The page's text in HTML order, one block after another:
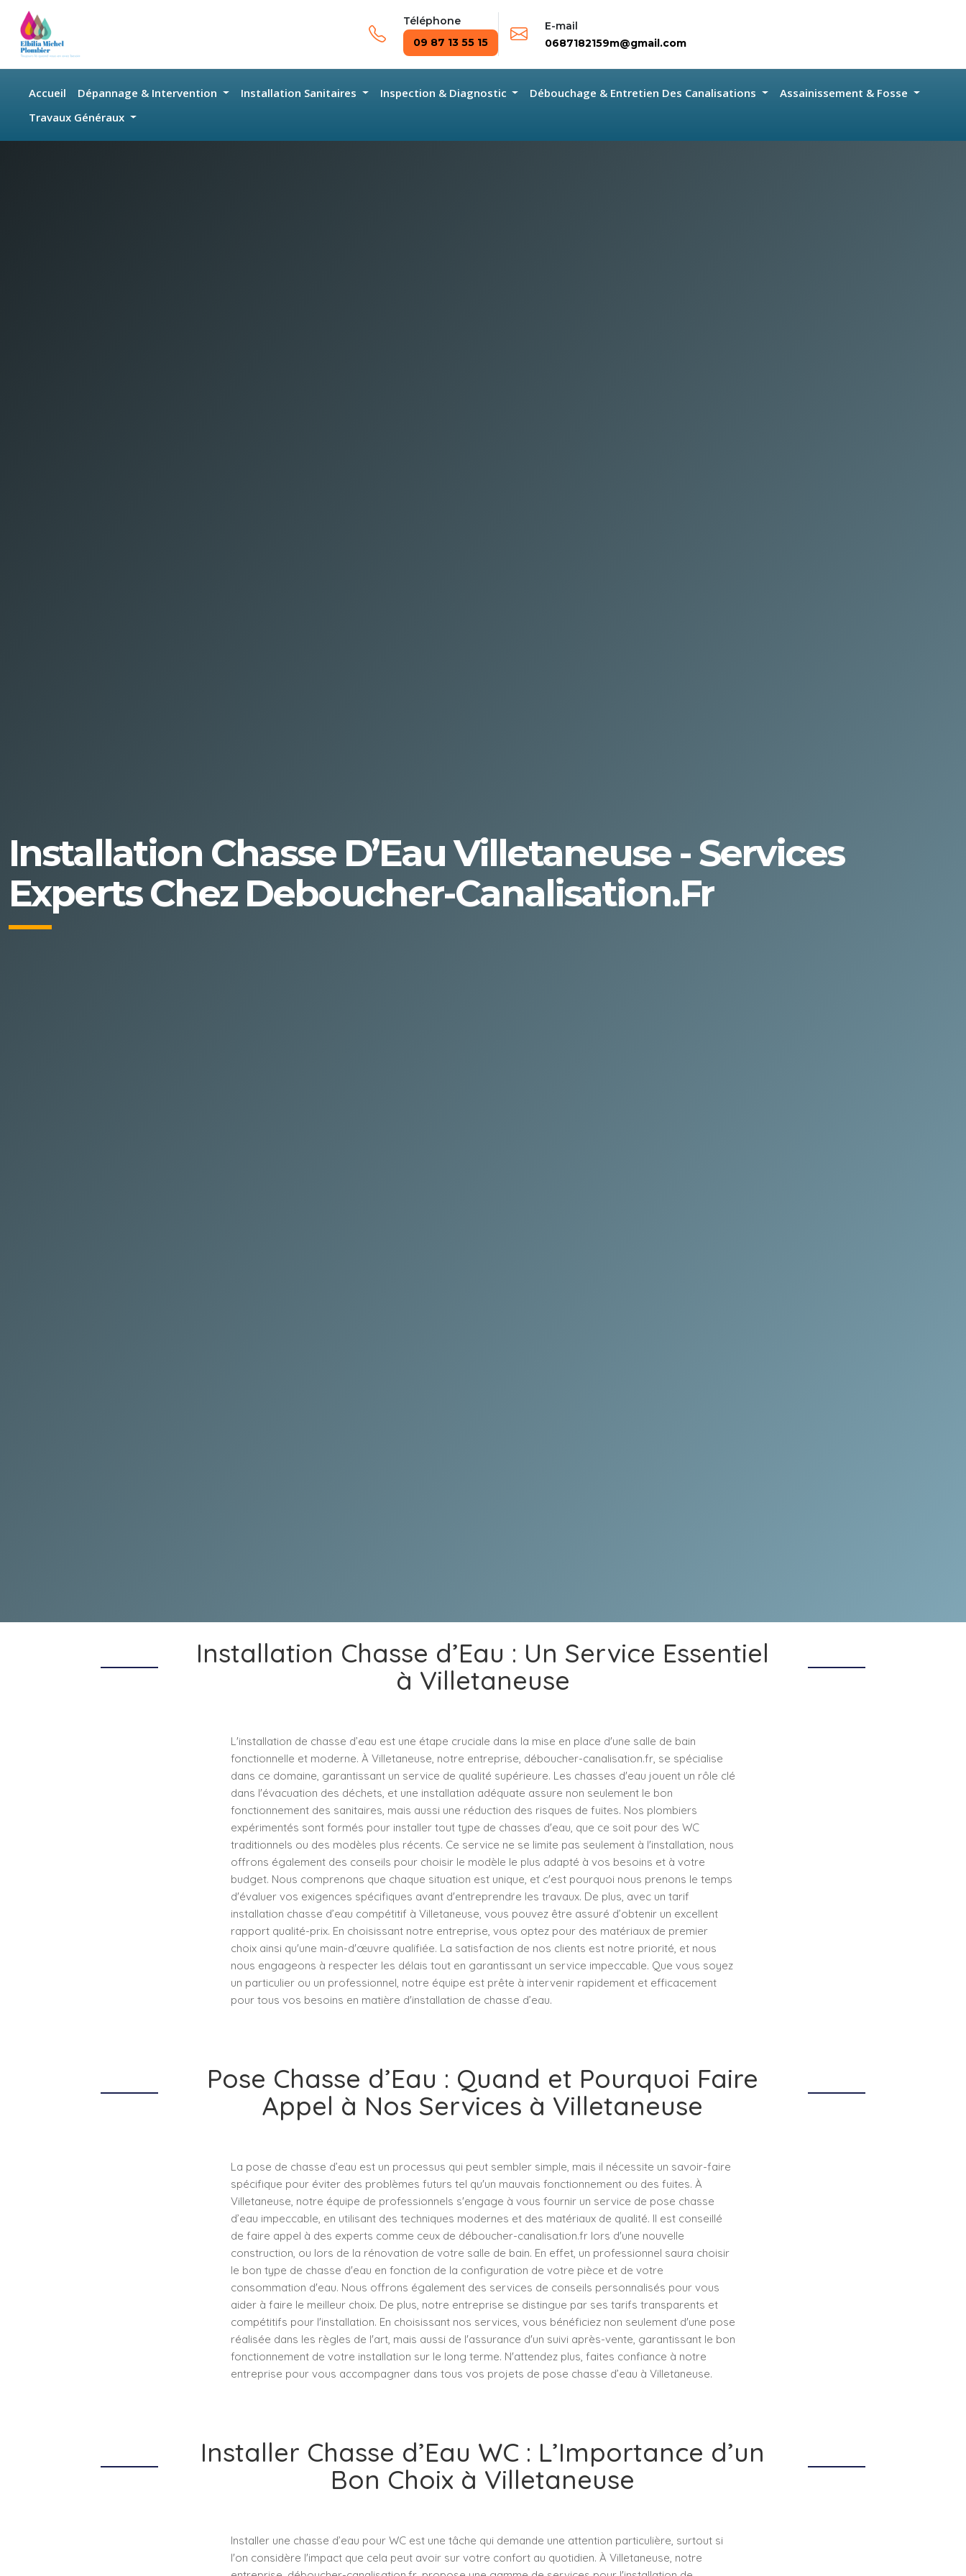
Skip to main content
Téléphone
09 87 13 55 15
E-mail
0687182159m@gmail.com
Accueil Dépannage & Intervention Installation Sanitaires Inspection & Diagnostic Débouchage & Entretien Des Canalisations
Assainissement & Fosse
Travaux Généraux
Installation Chasse D’Eau Villetaneuse - Services
Experts Chez Deboucher-Canalisation.fr
Installation Chasse d’Eau : Un Service Essentiel
à Villetaneuse
L'installation de chasse d’eau est une étape cruciale dans la mise en place d'une salle de bain
fonctionnelle et moderne. À Villetaneuse, notre entreprise, déboucher-canalisation.fr, se spécialise
dans ce domaine, garantissant un service de qualité supérieure. Les chasses d'eau jouent un rôle clé
dans l'évacuation des déchets, et une installation adéquate assure non seulement le bon
fonctionnement des sanitaires, mais aussi une réduction des risques de fuites. Nos plombiers
expérimentés sont formés pour installer tout type de chasses d'eau, que ce soit pour des WC
traditionnels ou des modèles plus récents. Ce service ne se limite pas seulement à l'installation, nous
offrons également des conseils pour choisir le modèle le plus adapté à vos besoins et à votre
budget. Nous comprenons que chaque situation est unique, et c'est pourquoi nous prenons le temps
d'évaluer vos exigences spécifiques avant d'entreprendre les travaux. De plus, avec un tarif
installation chasse d’eau compétitif à Villetaneuse, vous pouvez être assuré d’obtenir un excellent
rapport qualité-prix. En choisissant notre entreprise, vous optez pour des matériaux de premier
choix ainsi qu'une main-d'œuvre qualifiée. La satisfaction de nos clients est notre priorité, et nous
nous engageons à respecter les délais tout en garantissant un service impeccable. Que vous soyez
un particulier ou un professionnel, notre équipe est prête à intervenir rapidement et efficacement
pour tous vos besoins en matière d'installation de chasse d’eau.
Pose Chasse d’Eau : Quand et Pourquoi Faire
Appel à Nos Services à Villetaneuse
La pose de chasse d’eau est un processus qui peut sembler simple, mais il nécessite un savoir-faire
spécifique pour éviter des problèmes futurs tel qu'un mauvais fonctionnement ou des fuites. À
Villetaneuse, notre équipe de professionnels s'engage à vous fournir un service de pose chasse
d’eau impeccable, en utilisant des techniques modernes et des matériaux de qualité. Il est conseillé
de faire appel à des experts comme ceux de déboucher-canalisation.fr lors d'une nouvelle
construction, ou lors de la rénovation de votre salle de bain. En effet, un professionnel saura choisir
le bon type de chasse d'eau en fonction de la configuration de votre pièce et de votre
consommation d'eau. Nous offrons également des services de conseils personnalisés pour vous
aider à faire le meilleur choix. De plus, notre entreprise se distingue par ses tarifs transparents et
compétitifs pour l'installation. En choisissant nos services, vous bénéficiez non seulement d'une pose
réalisée dans les règles de l'art, mais aussi de l'assurance d'un suivi après-vente, garantissant le bon
fonctionnement de votre installation sur le long terme. N'attendez plus, faites confiance à notre
entreprise pour vous accompagner dans tous vos projets de pose chasse d’eau à Villetaneuse.
Installer Chasse d’Eau WC : L’Importance d’un
Bon Choix à Villetaneuse
Installer une chasse d’eau pour WC est une tâche qui demande une attention particulière, surtout si
l'on considère l'impact que cela peut avoir sur votre confort au quotidien. À Villetaneuse, notre